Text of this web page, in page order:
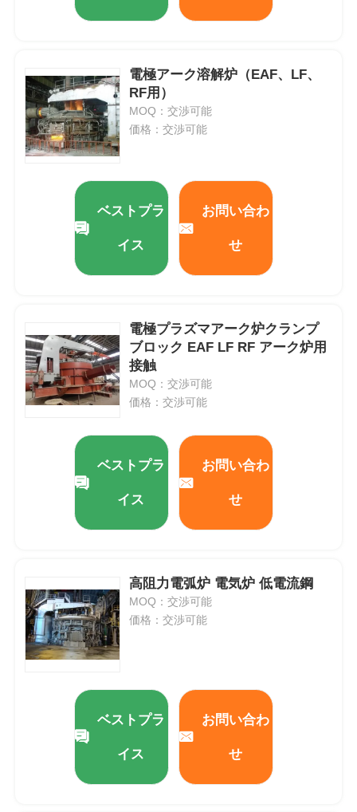
家
プロダクト
VRショー
品質管理
私達に連絡しなさい
ニュース
電極アーク溶解炉（EAF、LF、
RF用）
MOQ：交渉可能
価格：交渉可能
ベストプラ
イス
お問い合わ
せ
電極プラズマアーク炉クランプ
ブロック EAF LF RF アーク炉用
接触
MOQ：交渉可能
価格：交渉可能
ベストプラ
イス
お問い合わ
せ
高阻力電弧炉 電気炉 低電流鋼
MOQ：交渉可能
価格：交渉可能
ベストプラ
イス
お問い合わ
せ